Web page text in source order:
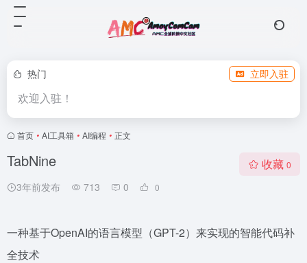
热门 立即入驻
欢迎入驻！
首页 • AI工具箱 • AI编程 • 正文
TabNine
3年前发布 713 0 0
收藏 0
一种基于OpenAI的语言模型（GPT-2）来实现的智能代码补
全技术